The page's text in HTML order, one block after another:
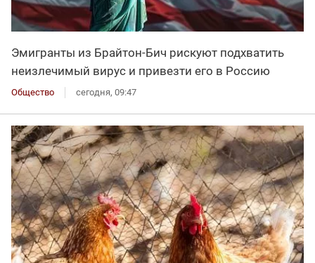
Эмигранты из Брайтон-Бич рискуют подхватить
неизлечимый вирус и привезти его в Россию
Общество сегодня, 09:47